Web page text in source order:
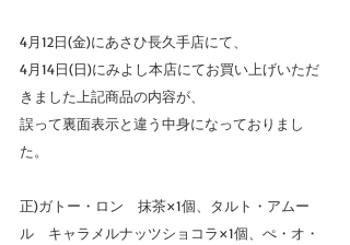
4月12日(金)にあさひ長久手店にて、
4月14日(日)にみよし本店にてお買い上げいただ
きました上記商品の内容が、
誤って裏面表示と違う中身になっておりまし
た。
正)ガトー・ロン　抹茶×1個、タルト・アムー
ル　キャラメルナッツショコラ×1個、ぺ・オ・